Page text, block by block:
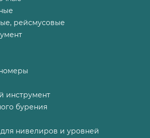
рейсмусовые
инструмент
бурения
нивелиров и уровней